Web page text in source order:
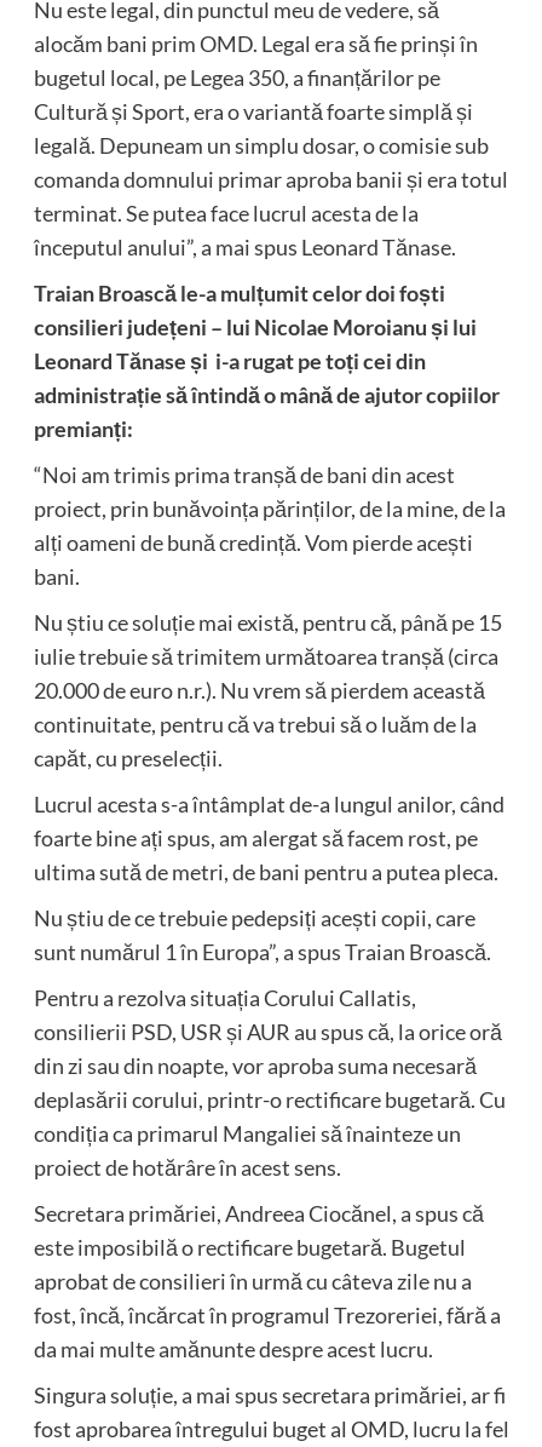
Nu este legal, din punctul meu de vedere, să
alocăm bani prim OMD. Legal era să fie prinși în
bugetul local, pe Legea 350, a finanțărilor pe
Cultură și Sport, era o variantă foarte simplă și
legală. Depuneam un simplu dosar, o comisie sub
comanda domnului primar aproba banii și era totul
terminat. Se putea face lucrul acesta de la
începutul anului”, a mai spus Leonard Tănase.
Traian Broască le-a mulțumit celor doi foști
consilieri județeni – lui Nicolae Moroianu și lui
Leonard Tănase și i-a rugat pe toți cei din
administrație să întindă o mână de ajutor copiilor
premianți:
“Noi am trimis prima tranșă de bani din acest
proiect, prin bunăvoința părinților, de la mine, de la
alți oameni de bună credință. Vom pierde acești
bani.
Nu știu ce soluție mai există, pentru că, până pe 15
iulie trebuie să trimitem următoarea tranșă (circa
20.000 de euro n.r.). Nu vrem să pierdem această
continuitate, pentru că va trebui să o luăm de la
capăt, cu preselecții.
Lucrul acesta s-a întâmplat de-a lungul anilor, când
foarte bine ați spus, am alergat să facem rost, pe
ultima sută de metri, de bani pentru a putea pleca.
Nu știu de ce trebuie pedepsiți acești copii, care
sunt numărul 1 în Europa”, a spus Traian Broască.
Pentru a rezolva situația Corului Callatis,
consilierii PSD, USR și AUR au spus că, la orice oră
din zi sau din noapte, vor aproba suma necesară
deplasării corului, printr-o rectificare bugetară. Cu
condiția ca primarul Mangaliei să înainteze un
proiect de hotărâre în acest sens.
Secretara primăriei, Andreea Ciocănel, a spus că
este imposibilă o rectificare bugetară. Bugetul
aprobat de consilieri în urmă cu câteva zile nu a
fost, încă, încărcat în programul Trezoreriei, fără a
da mai multe amănunte despre acest lucru.
Singura soluție, a mai spus secretara primăriei, ar fi
fost aprobarea întregului buget al OMD, lucru la fel